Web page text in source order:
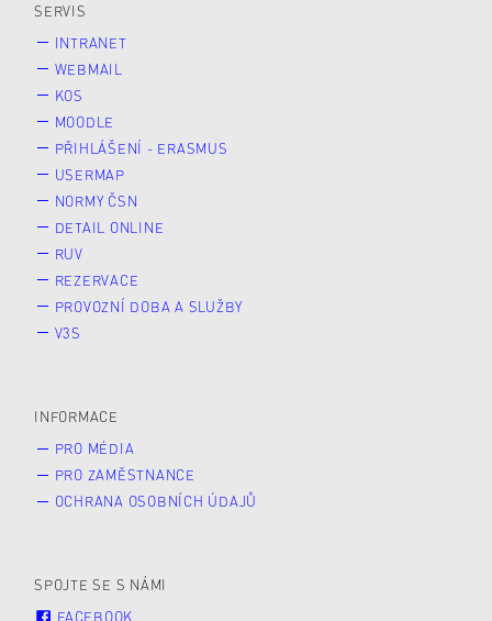
SERVIS
INTRANET
WEBMAIL
KOS
MOODLE
PŘIHLÁŠENÍ - ERASMUS
USERMAP
NORMY ČSN
DETAIL ONLINE
RUV
REZERVACE
PROVOZNÍ DOBA A SLUŽBY
V3S
INFORMACE
PRO MÉDIA
PRO ZAMĚSTNANCE
OCHRANA OSOBNÍCH ÚDAJŮ
SPOJTE SE S NÁMI
FACEBOOK